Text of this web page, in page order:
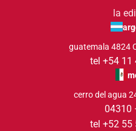
la
guatemala 4824
tel +54 11
cerro del agua
04310
tel +52 55